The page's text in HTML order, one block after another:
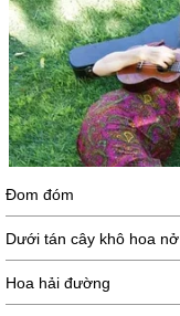
Đom đóm
Dưới tán cây khô hoa nở
Hoa hải đường